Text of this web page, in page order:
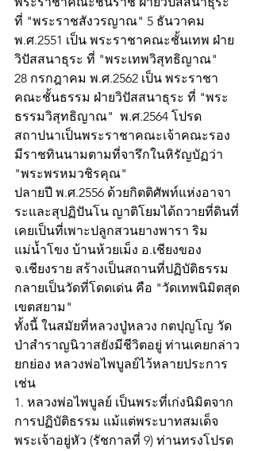
ที่ "พระราชสังวรญาณ" 5 ธันวาคม
พ.ศ.2551 เป็น พระราชาคณะชั้นเทพ ฝ่าย
วิปัสสนาธุระ ที่ "พระเทพวิสุทธิญาณ"
28 กรกฎาคม พ.ศ.2562 เป็น พระราชา
คณะชั้นธรรม ฝ่ายวิปัสสนาธุระ ที่ "พระ
ธรรมวิสุทธิญาณ"  พ.ศ.2564 โปรด
สถาปนาเป็นพระราชาคณะเจ้าคณะรอง
มีราชทินนามตามที่จารึกในหิรัญบัฏว่า
"พระพรหมวชิรคุณ"
ปลายปี พ.ศ.2556 ด้วยกิตติศัพท์แห่งอาจา
ระและสุปฏิปันโน ญาติโยมได้ถวายที่ดินที่
เคยเป็นที่เพาะปลูกสวนยางพารา ริม
แม่น้ำโขง บ้านห้วยเม็ง อ.เชียงของ
จ.เชียงราย สร้างเป็นสถานที่ปฏิบัติธรรม
กลายเป็นวัดที่โดดเด่น คือ "วัดเทพนิมิตสุด
เขตสยาม"
ทั้งนี้ ในสมัยที่หลวงปู่หลวง กตปุญโญ วัด
ป่าสำราญนิวาสยังมีชีวิตอยู่ ท่านเคยกล่าว
ยกย่อง หลวงพ่อไพบูลย์ไว้หลายประการ
เช่น
1. หลวงพ่อไพบูลย์ เป็นพระที่เก่งนิมิตจาก
การปฏิบัติธรรม แม้แต่พระบาทสมเด็จ
พระเจ้าอยู่หัว (รัชกาลที่ 9) ท่านทรงโปรด